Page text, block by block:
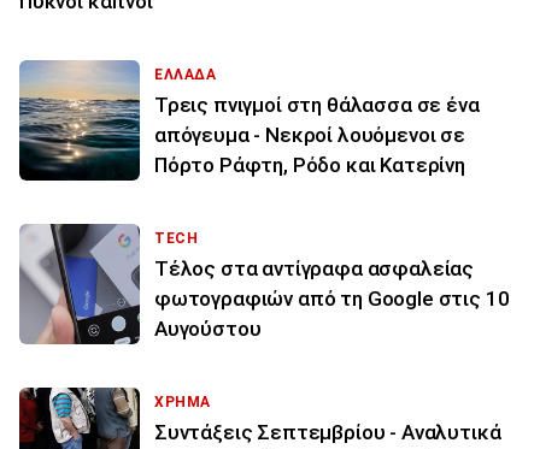
ΕΛΛΑΔΑ
Τρεις πνιγμοί στη θάλασσα σε ένα
απόγευμα - Νεκροί λουόμενοι σε
Πόρτο Ράφτη, Ρόδο και Κατερίνη
TECH
Τέλος στα αντίγραφα ασφαλείας
φωτογραφιών από τη Google στις 10
Αυγούστου
ΧΡΗΜΑ
Συντάξεις Σεπτεμβρίου - Αναλυτικά